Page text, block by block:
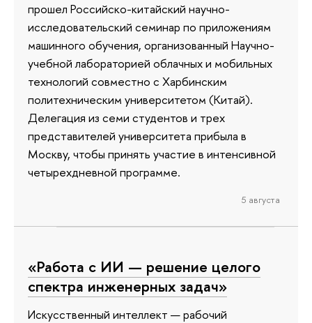
прошел Российско-китайский научно-
исследовательский семинар по приложениям
машинного обучения, организованный Научно-
учебной лабораторией облачных и мобильных
технологий совместно с Харбинским
политехническим университетом (Китай).
Делегация из семи студентов и трех
представителей университета прибыла в
Москву, чтобы принять участие в интенсивной
четырехдневной программе.
5 августа
«Работа с ИИ — решение целого
спектра инженерных задач»
Искусственный интеллект — рабочий